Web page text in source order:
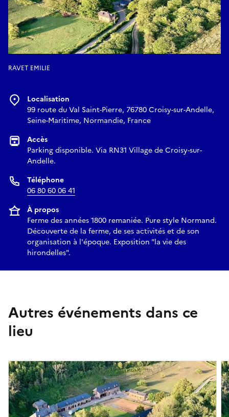
RAVET EMILIE
Localisation
99 route du Val Saint-Pierre, 76780 Croisy-sur-Andelle,
Seine-Maritime, Normandie, France
Accès
Parking disponible. Via RN31 Village de Croisy-sur-
Andelle.
Téléphone
06 80 60 06 41
À propos
Ferme des années 1800 remaniée. Pure style Normand.
Découverte de la ferme, de ses activités et de son
organisation à l'époque. Exposition "la vie des
hirondelles".
Autres événements dans ce
lieu